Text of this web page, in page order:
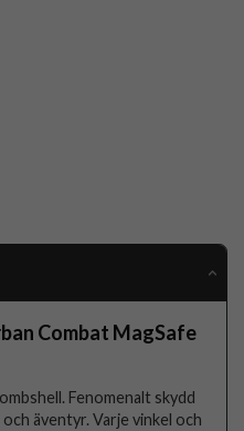
Combat MagSafe
Fenomenalt skydd
äventyr. Varje vinkel och